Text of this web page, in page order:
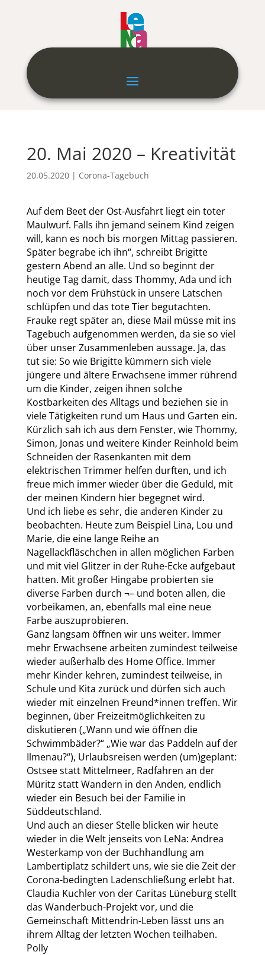
20. Mai 2020 – Kreativität
20.05.2020| Corona-Tagebuch
Auf dem Beet der Ost-Ausfahrt liegt ein toter
Maulwurf. Falls ihn jemand seinem Kind zeigen
will, kann es noch bis morgen Mittag passieren.
Später begrabe ich ihn“, schreibt Brigitte
gestern Abend an alle. Und so beginnt der
heutige Tag damit, dass Thommy, Ada und ich
noch vor dem Frühstück in unsere Latschen
schlüpfen und das tote Tier begutachten.
Frauke regt später an, diese Mail müsse mit ins
Tagebuch aufgenommen werden, da sie so viel
über unser Zusammenleben aussage. Ja, das
tut sie: So wie Brigitte kümmern sich viele
jüngere und ältere Erwachsene immer rührend
um die Kinder, zeigen ihnen solche
Kostbarkeiten des Alltags und beziehen sie in
viele Tätigkeiten rund um Haus und Garten ein.
Kürzlich sah ich aus dem Fenster, wie Thommy,
Simon, Jonas und weitere Kinder Reinhold beim
Schneiden der Rasenkanten mit dem
elektrischen Trimmer helfen durften, und ich
freue mich immer wieder über die Geduld, mit
der meinen Kindern hier begegnet wird.
Und ich liebe es sehr, die anderen Kinder zu
beobachten. Heute zum Beispiel Lina, Lou und
Marie, die eine lange Reihe an
Nagellackfläschchen in allen möglichen Farben
und mit viel Glitzer in der Ruhe-Ecke aufgebaut
hatten. Mit großer Hingabe probierten sie
diverse Farben durch ¬– und boten allen, die
vorbeikamen, an, ebenfalls mal eine neue
Farbe auszuprobieren.
Ganz langsam öffnen wir uns weiter. Immer
mehr Erwachsene arbeiten zumindest teilweise
wieder außerhalb des Home Office. Immer
mehr Kinder kehren, zumindest teilweise, in
Schule und Kita zurück und dürfen sich auch
wieder mit einzelnen Freund*innen treffen. Wir
beginnen, über Freizeitmöglichkeiten zu
diskutieren („Wann und wie öffnen die
Schwimmbäder?“ „Wie war das Paddeln auf der
Ilmenau?“), Urlaubsreisen werden (um)geplant:
Ostsee statt Mittelmeer, Radfahren an der
Müritz statt Wandern in den Anden, endlich
wieder ein Besuch bei der Familie in
Süddeutschland.
Und auch an dieser Stelle blicken wir heute
wieder in die Welt jenseits von LeNa: Andrea
Westerkamp von der Buchhandlung am
Lambertiplatz schildert uns, wie sie die Zeit der
Corona-bedingten Ladenschließung erlebt hat.
Claudia Kuchler von der Caritas Lüneburg stellt
das Wanderbuch-Projekt vor, und die
Gemeinschaft Mittendrin-Leben lässt uns an
ihrem Alltag der letzten Wochen teilhaben.
Polly